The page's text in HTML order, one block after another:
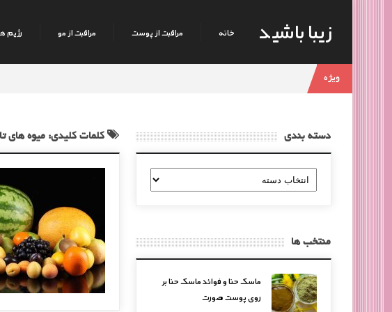
زیبا باشید خانه مراقبت از پوست مراقبت از مو رژیم
ویژه
کلمات کلیدی: میوه های دسته بندی
دسته
بندی
منتخب ها
ماسک حنا و فوائد ماسک حنا بر
روی پوست صورت